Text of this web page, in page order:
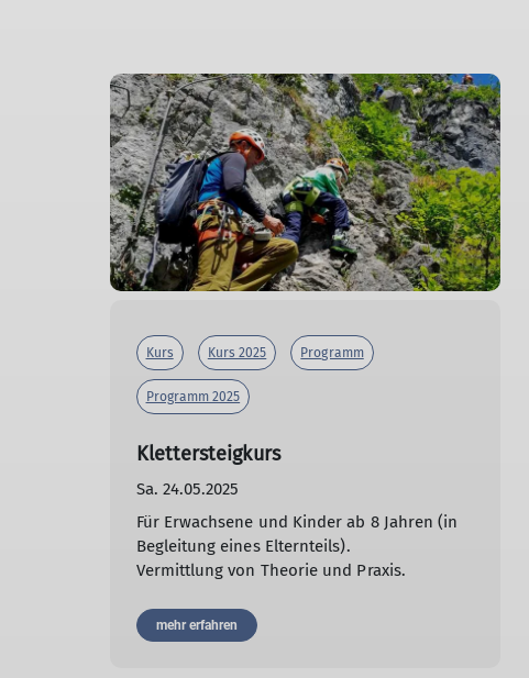
Kurs Kurs 2025 Programm
Programm 2025
Klettersteigkurs
Sa. 24.05.2025
Für Erwachsene und Kinder ab 8 Jahren (in
Begleitung eines Elternteils).
Vermittlung von Theorie und Praxis.
mehr erfahren